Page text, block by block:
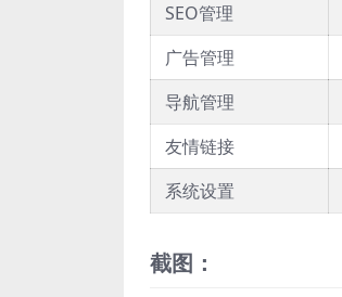
SEO管理
广告管理
导航管理
友情链接
系统设置
截图：